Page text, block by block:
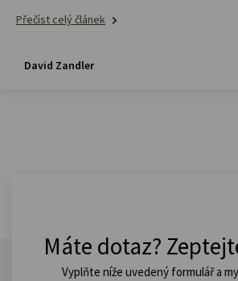
Přečíst celý článek
David Zandler
Máte dotaz?
Vyplňte níže uvedený formulář a